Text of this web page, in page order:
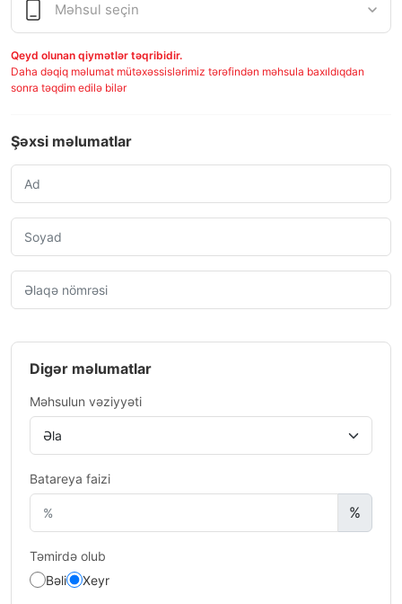
Qeyd olunan qiymətlər təqribidir.
Daha dəqiq məlumat mütəxəssislərimiz tərəfindən məhsula baxıldıqdan
sonra təqdim edilə bilər
Şəxsi məlumatlar
Digər məlumatlar
Məhsulun vəziyyəti
Batareya faizi
%
Təmirdə olub
Bəli
Xeyr